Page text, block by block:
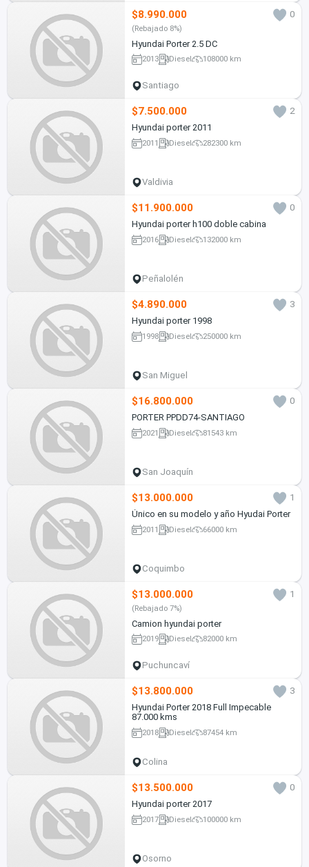
$8.990.000 0
(Rebajado 8%)
Hyundai Porter 2.5 DC
2013 Diesel 108000 km
Santiago
$7.500.000
2
Hyundai porter 2011
2011 Diesel 282300 km
Valdivia
$11.900.000
0
Hyundai porter h100 doble cabina
2016 Diesel 132000 km
Peñalolén
$4.890.000
3
Hyundai porter 1998
1998 Diesel 250000 km
San Miguel
$16.800.000
0
PORTER PPDD74-SANTIAGO
2021 Diesel 81543 km
San Joaquín
$13.000.000
1
Único en su modelo y año Hyudai Porter
2011 Diesel 66000 km
Coquimbo
$13.000.000 1
(Rebajado 7%)
Camion hyundai porter
2019 Diesel 82000 km
Puchuncaví
$13.800.000
3
Hyundai Porter 2018 Full Impecable
87.000 kms
2018 Diesel 87454 km
Colina
$13.500.000
0
Hyundai porter 2017
2017 Diesel 100000 km
Osorno